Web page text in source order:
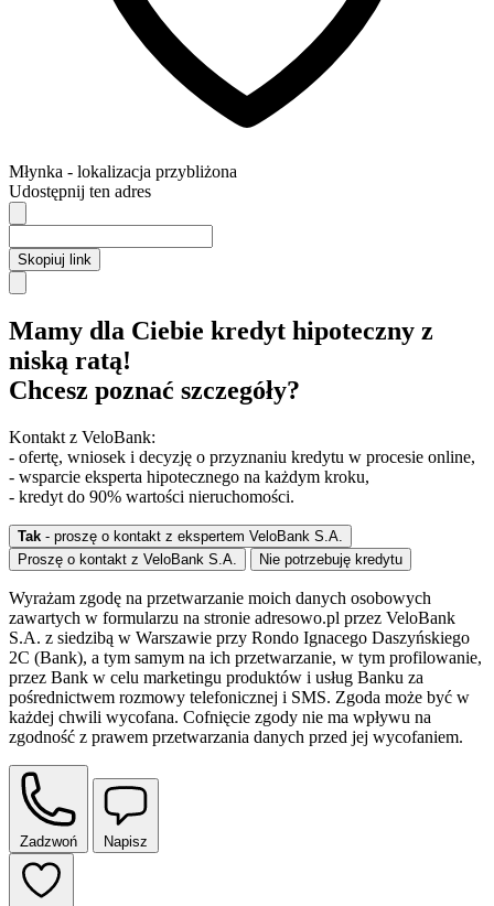
Młynka - lokalizacja przybliżona
Udostępnij ten adres
Skopiuj link
Mamy dla Ciebie kredyt hipoteczny z
niską ratą!
Chcesz poznać szczegóły?
Kontakt z VeloBank:
- ofertę, wniosek i decyzję o przyznaniu kredytu w procesie online,
- wsparcie eksperta hipotecznego na każdym kroku,
- kredyt do 90% wartości nieruchomości.
Tak - proszę o kontakt z ekspertem VeloBank S.A.
Proszę o kontakt z VeloBank S.A.
Nie potrzebuję kredytu
Wyrażam zgodę na przetwarzanie moich danych osobowych
zawartych w formularzu na stronie adresowo.pl przez VeloBank
S.A. z siedzibą w Warszawie przy Rondo Ignacego Daszyńskiego
2C (Bank), a tym samym na ich przetwarzanie, w tym profilowanie,
przez Bank w celu marketingu produktów i usług Banku za
pośrednictwem rozmowy telefonicznej i SMS. Zgoda może być w
każdej chwili wycofana. Cofnięcie zgody nie ma wpływu na
zgodność z prawem przetwarzania danych przed jej wycofaniem.
Zadzwoń Napisz